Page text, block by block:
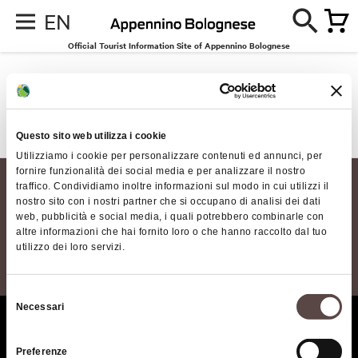
Questo sito web utilizza i cookie
Utilizziamo i cookie per personalizzare contenuti ed annunci, per
fornire funzionalità dei social media e per analizzare il nostro
traffico. Condividiamo inoltre informazioni sul modo in cui utilizzi il
nostro sito con i nostri partner che si occupano di analisi dei dati
web, pubblicità e social media, i quali potrebbero combinarle con
altre informazioni che hai fornito loro o che hanno raccolto dal tuo
utilizzo dei loro servizi.
Selezione
delNecessari
Preferenze
EN
Official Tourist Information Site of Appennino Bolognese
Events
No results for the request made
Where we are
Appennino Bolognese area